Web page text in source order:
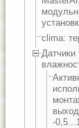
clima:
Датчики
-